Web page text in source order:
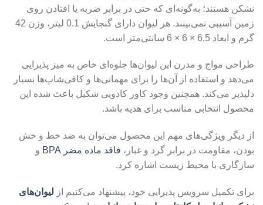
نشکن هستند؛ به‌گونه‌ای که حتی در برابر ضربه یا افتادن روی
زمین آسیبی نمی‌بینند. هر لیوان دارای گنجایش 0.1 لیتر، وزن 42
گرم و ابعاد 6.5 × 6 × 6 سانتی‌متر است.
طراحی مواج و مدرن این لیوان‌ها جلوه‌ای خاص به میز پذیرایی
می‌دهد و استفاده از آن‌ها را برای مهمانی‌ها و کافی‌شاپ‌ها بسیار
دلپذیر می‌کند. همچنین وجود کاور کادویی شکیل باعث شده این
محصول انتخابی مناسب برای هدیه باشد.
از دیگر ویژگی‌های مهم این محصول می‌توان به ضد خط و خش
بودن، مقاومت در برابر گرد و غبار، فاقد ماده مضر BPA
و
سازگاری با محیط زیست اشاره کرد.
برای تکمیل سرویس پذیرایی خود، پیشنهاد می‌کنیم از لیوان‌های